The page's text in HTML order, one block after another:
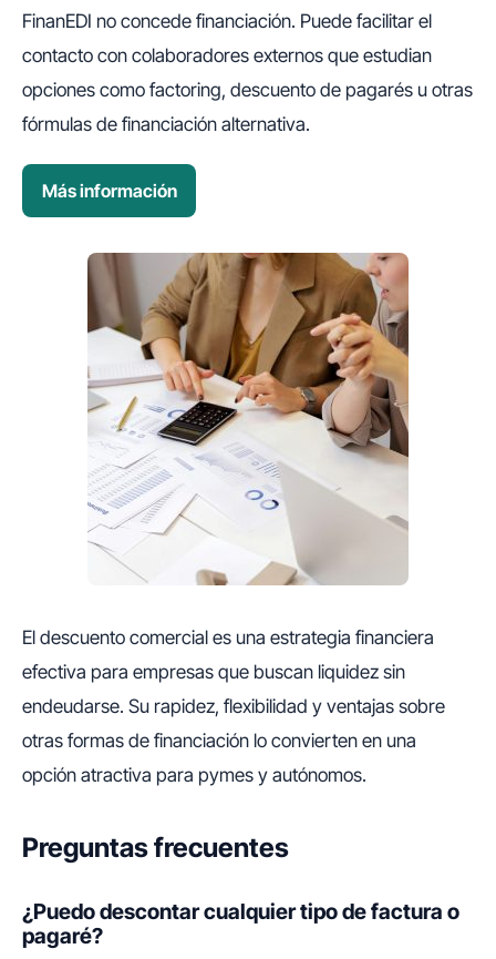
FinanEDI no concede financiación. Puede facilitar el
contacto con colaboradores externos que estudian
opciones como factoring, descuento de pagarés u otras
fórmulas de financiación alternativa.
Más información
El descuento comercial es una estrategia financiera
efectiva para empresas que buscan liquidez sin
endeudarse. Su rapidez, flexibilidad y ventajas sobre
otras formas de financiación lo convierten en una
opción atractiva para pymes y autónomos.
Preguntas frecuentes
¿Puedo descontar cualquier tipo de factura o
pagaré?